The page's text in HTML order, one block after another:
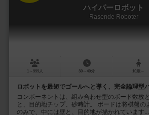
ハイパーロボット
Rasende Roboter
1～999人 30～40分 10歳～
ロボットを最短でゴールへと導く、完全論理型
コンポーネントは、組み合わせ型のボード数枚
と、目的地チップ、砂時計。 ボードは将棋盤の
のみで、中には壁と、目的地が描かれています...